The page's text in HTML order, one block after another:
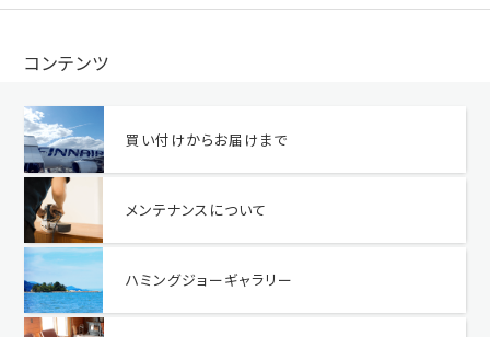
コンテンツ
買い付けからお届けまで
メンテナンスについて
ハミングジョーギャラリー